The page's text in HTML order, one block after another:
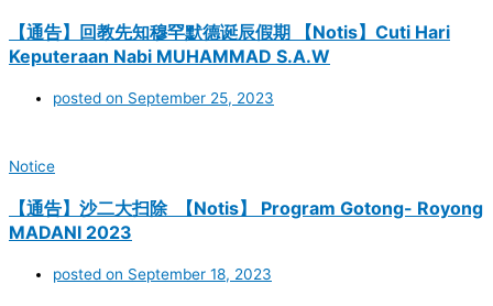
【通告】回教先知穆罕默德诞辰假期 【Notis】Cuti Hari
Keputeraan Nabi MUHAMMAD S.A.W
posted on September 25, 2023
Notice
【通告】沙二大扫除 【Notis】 Program Gotong- Royong
MADANI 2023
posted on September 18, 2023